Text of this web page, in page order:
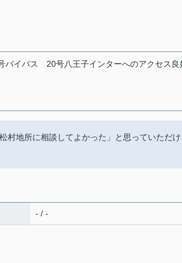
バイパス
20号八王子インターへのアクセス良
村地所に相談してよかった」と思っていただ
- / -